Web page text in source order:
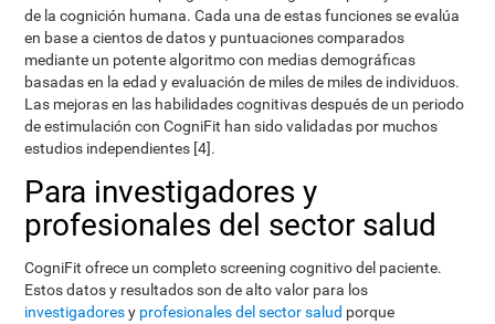
de la cognición humana. Cada una de estas funciones se evalúa
en base a cientos de datos y puntuaciones comparados
mediante un potente algoritmo con medias demográficas
basadas en la edad y evaluación de miles de miles de individuos.
Las mejoras en las habilidades cognitivas después de un periodo
de estimulación con CogniFit han sido validadas por muchos
estudios independientes [4].
Para investigadores y
profesionales del sector salud
CogniFit ofrece un completo screening cognitivo del paciente.
Estos datos y resultados son de alto valor para los
investigadoresy profesionales del sector salud porque